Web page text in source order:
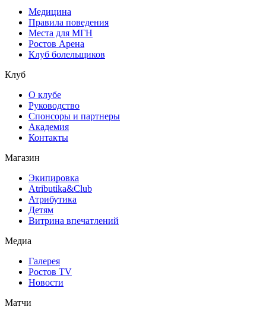
Медицина
Правила поведения
Места для МГН
Ростов Арена
Клуб болельщиков
Клуб
О клубе
Руководство
Спонсоры и партнеры
Академия
Контакты
Магазин
Экипировка
Atributika&Club
Атрибутика
Детям
Витрина впечатлений
Медиа
Галерея
Ростов TV
Новости
Матчи